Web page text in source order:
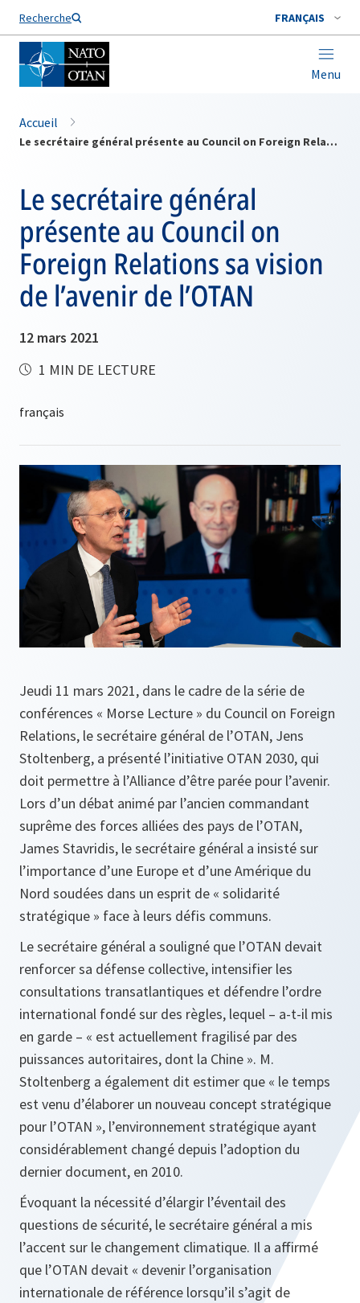
Recherche FRANÇAIS
Menu
Nom de famille*
Accueil
Le secrétaire général présente au Council on Foreign Relations sa vision de l’avenir de l’OTAN
Le secrétaire général
présente au Council on
Foreign Relations sa vision
de l’avenir de l’OTAN
12 mars 2021
1 MIN DE LECTURE
Jeudi 11 mars 2021, dans le cadre de la série de
conférences « Morse Lecture » du Council on Foreign
Relations, le secrétaire général de l’OTAN, Jens
Stoltenberg, a présenté l’initiative OTAN 2030, qui
doit permettre à l’Alliance d’être parée pour l’avenir.
Lors d’un débat animé par l’ancien commandant
suprême des forces alliées des pays de l’OTAN,
James Stavridis, le secrétaire général a insisté sur
l’importance d’une Europe et d’une Amérique du
Nord soudées dans un esprit de « solidarité
stratégique » face à leurs défis communs.
Le secrétaire général a souligné que l’OTAN devait
renforcer sa défense collective, intensifier les
consultations transatlantiques et défendre l’ordre
international fondé sur des règles, lequel – a-t-il mis
en garde – « est actuellement fragilisé par des
puissances autoritaires, dont la Chine ». M.
Stoltenberg a également dit estimer que « le temps
est venu d’élaborer un nouveau concept stratégique
pour l’OTAN », l’environnement stratégique ayant
considérablement changé depuis l’adoption du
dernier document, en 2010.
Évoquant la nécessité d’élargir l’éventail des
questions de sécurité, le secrétaire général a mis
l’accent sur le changement climatique. Il a affirmé
que l’OTAN devait « devenir l’organisation
internationale de référence lorsqu’il s’agit de